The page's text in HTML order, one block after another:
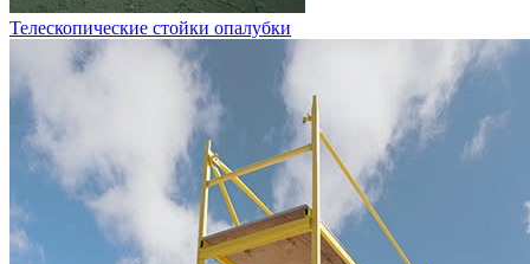
Телескопические стойки опалубки